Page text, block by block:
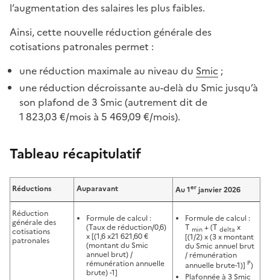
l’augmentation des salaires les plus faibles.
Ainsi, cette nouvelle réduction générale des
cotisations patronales permet :
une réduction maximale au niveau du Smic ;
une réduction décroissante au-delà du Smic jusqu’à
son plafond de 3 Smic (autrement dit de
1 823,03 €/mois à 5 469,09 €/mois).
Tableau récapitulatif
Réductions Auparavant Au1er janvier 2026
Réduction
générale des
cotisations
patronales
Formule de calcul :
(Taux de réduction/0,6)
x [(1,6 x21 621,60 €
(montant du Smic
annuel brut) /
rémunération annuelle
brute) -1]
Formule de calcul :
T min + (T delta x
[(1/2) x (3 x montant
du Smic annuel brut
/ rémunération
annuelle brute-1)] P)
Plafonnée à 3 Smic